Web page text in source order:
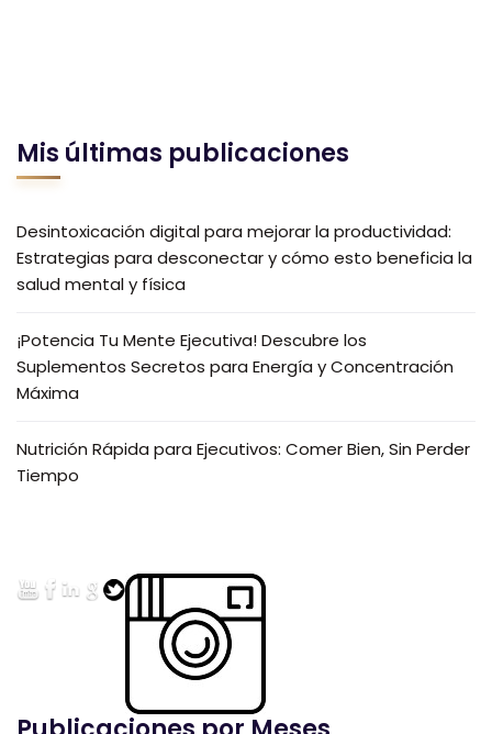
Mis últimas publicaciones
Desintoxicación digital para mejorar la productividad:
Estrategias para desconectar y cómo esto beneficia la
salud mental y física
¡Potencia Tu Mente Ejecutiva! Descubre los
Suplementos Secretos para Energía y Concentración
Máxima
Nutrición Rápida para Ejecutivos: Comer Bien, Sin Perder
Tiempo